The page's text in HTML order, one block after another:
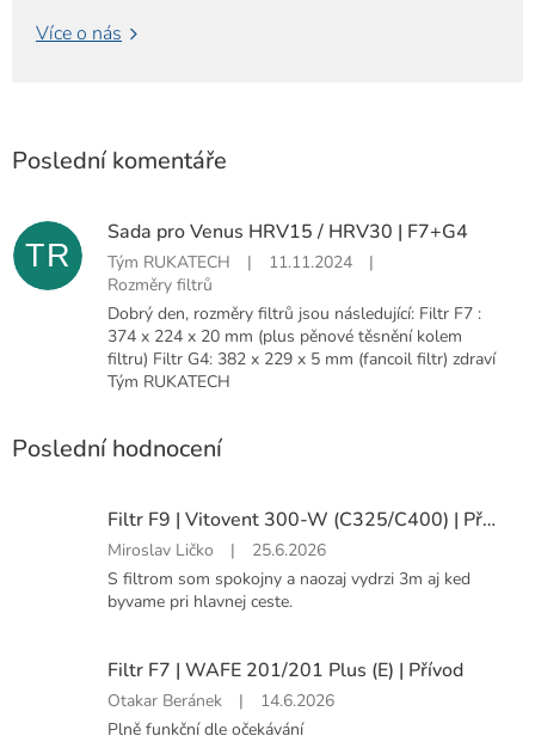
Více o nás
Poslední komentáře
TR
Sada pro Venus HRV15 / HRV30 | F7+G4
Tým RUKATECH | 11.11.2024
|
Rozměry filtrů
Dobrý den, rozměry filtrů jsou následující: Filtr F7 :
374 x 224 x 20 mm (plus pěnové těsnění kolem
filtru) Filtr G4: 382 x 229 x 5 mm (fancoil filtr) zdraví
Tým RUKATECH
Poslední hodnocení
Filtr F9 | Vitovent 300-W (C325/C400) | Přívod
Hodnocení
produktu
je
5
hvězdiček.
Miroslav Ličko |
25.6.2026
S filtrom som spokojny a naozaj vydrzi 3m aj ked
byvame pri hlavnej ceste.
Filtr F7 | WAFE 201/201 Plus (E) | Přívod
Hodnocení
produktu
Otakar Beránek |
14.6.2026
Plně funkční dle očekávání